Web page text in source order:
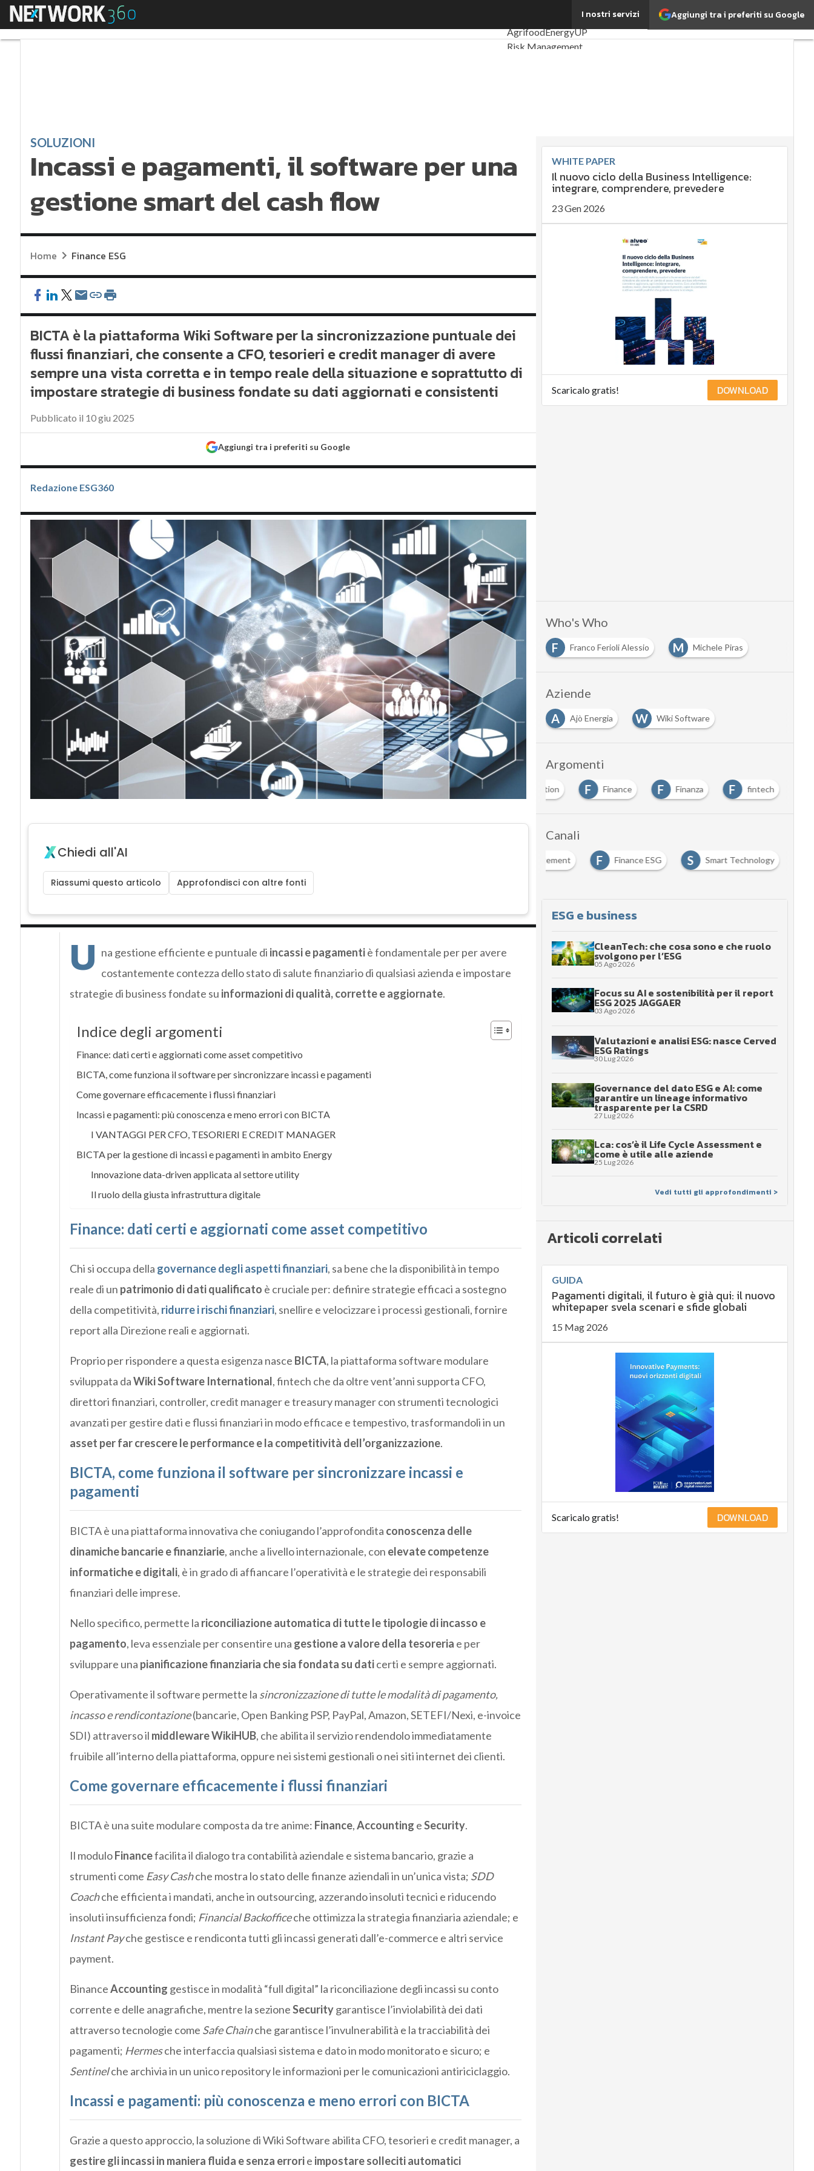
Aggiungi tra i preferiti su Google
I nostri servizi
Menu
ESG: che cos'è?
AgrifoodEnergyUP
Risk Management
Energy Management
Normative e Compliance
Corporate governance
Ultimi articoli
SOLUZIONI
Incassi e pagamenti, il software per una
gestione smart del cash flow
Home Finance ESG
BICTA è la piattaforma Wiki Software per la sincronizzazione puntuale dei
flussi finanziari, che consente a CFO, tesorieri e credit manager di avere
sempre una vista corretta e in tempo reale della situazione e soprattutto di
impostare strategie di business fondate su dati aggiornati e consistenti
Pubblicato il 10 giu 2025
Aggiungi tra i preferiti su Google
Redazione ESG360
Chiedi all'AI
Riassumi questo articolo Approfondisci con altre fonti
U na gestione efficiente e puntuale di incassi e pagamentiè fondamentale per per avere
costantemente contezza dello stato di salute finanziario di qualsiasi azienda e impostare
strategie di business fondate su informazioni di qualità, corrette e aggiornate.
Indice degli argomenti
Finance: dati certi e aggiornati come asset competitivo
BICTA, come funziona il software per sincronizzare incassi e pagamenti
Come governare efficacemente i flussi finanziari
Incassi e pagamenti: più conoscenza e meno errori con BICTA
I VANTAGGI PER CFO, TESORIERI E CREDIT MANAGER
BICTA per la gestione di incassi e pagamenti in ambito Energy
Innovazione data-driven applicata al settore utility
Il ruolo della giusta infrastruttura digitale
Finance: dati certi e aggiornati come asset competitivo
Chi si occupa della governance degli aspetti finanziari, sa bene che la disponibilità in tempo
reale di un patrimonio di dati qualificato è cruciale per: definire strategie efficaci a sostegno
della competitività, ridurre i rischi finanziari, snellire e velocizzare i processi gestionali, fornire
report alla Direzione reali e aggiornati.
Proprio per rispondere a questa esigenza nasce BICTA, la piattaforma software modulare
sviluppata daWiki Software International, fintech che da oltre vent’anni supporta CFO,
direttori finanziari, controller, credit manager e treasury manager con strumenti tecnologici
avanzati per gestire dati e flussi finanziari in modo efficace e tempestivo, trasformandoli in un
asset per far crescere le performance e la competitività dell’organizzazione.
BICTA, come funziona il software per sincronizzare incassi e
pagamenti
BICTA è una piattaforma innovativa che coniugando l’approfondita conoscenza delle
dinamiche bancarie e finanziarie, anche a livello internazionale, con elevate competenze
informatiche e digitali, è in grado di affiancare l’operatività e le strategie dei responsabili
finanziari delle imprese.
Nello specifico, permette la riconciliazione automatica di tutte le tipologie di incasso e
pagamento, leva essenziale per consentire una gestione a valore della tesoreria e per
sviluppare una pianificazione finanziaria che sia fondata su daticerti e sempre aggiornati.
Operativamente il software permette la sincronizzazione di tutte le modalità di pagamento,
incasso e rendicontazione(bancarie, Open Banking PSP, PayPal, Amazon, SETEFI/Nexi, e-invoice
SDI) attraverso il middleware WikiHUB, che abilita il servizio rendendolo immediatamente
fruibile all’interno della piattaforma, oppure nei sistemi gestionali o nei siti internet dei clienti.
Come governare efficacemente i flussi finanziari
BICTA è una suite modulare composta da tre anime: Finance,Accounting eSecurity.
Il moduloFinancefacilita il dialogo tra contabilità aziendale e sistema bancario, grazie a
strumenti come Easy Cashche mostra lo stato delle finanze aziendali in un’unica vista; SDD
Coachche efficienta i mandati, anche in outsourcing, azzerando insoluti tecnici e riducendo
insoluti insufficienza fondi; Financial Backofficeche ottimizza la strategia finanziaria aziendale; e
Instant Payche gestisce e rendiconta tutti gli incassi generati dall’e-commerce e altri service
payment.
BinanceAccounting gestisce in modalità “full digital” la riconciliazione degli incassi su conto
corrente e delle anagrafiche, mentre la sezioneSecuritygarantisce l’inviolabilità dei dati
attraverso tecnologie come Safe Chainche garantisce l’invulnerabilità e la tracciabilità dei
pagamenti; Hermesche interfaccia qualsiasi sistema e dato in modo monitorato e sicuro; e
Sentinelche archivia in un unico repository le informazioni per le comunicazioni antiriciclaggio.
Incassi e pagamenti: più conoscenza e meno errori con BICTA
Grazie a questo approccio, la soluzione di Wiki Software abilita CFO, tesorieri e credit manager, a
gestire gli incassi in maniera fluida e senza errorie impostare solleciti automatici
WHITE PAPER
Il nuovo ciclo della Business Intelligence:
integrare, comprendere, prevedere
23 Gen 2026
Scaricalo gratis! DOWNLOAD
Who's Who
F
Franco Ferioli Alessio M Michele Piras
Aziende
A
Ajò Energia W Wiki Software
Argomenti
D
digital transformation F Finance F Finanza F fintech
Canali
Energy Management F Finance ESG S Smart Technology
ESG e business
CleanTech: che cosa sono e che ruolo
svolgono per l’ESG
05 Ago 2026
Focus su AI e sostenibilità per il report
ESG 2025 JAGGAER
03 Ago 2026
Valutazioni e analisi ESG: nasce Cerved
ESG Ratings
30 Lug 2026
Governance del dato ESG e AI: come
garantire un lineage informativo
trasparente per la CSRD
27 Lug 2026
Lca: cos’è il Life Cycle Assessment e
come è utile alle aziende
25 Lug 2026
Vedi tutti gli approfondimenti >
Articoli correlati
GUIDA
Pagamenti digitali, il futuro è già qui: il nuovo
whitepaper svela scenari e sfide globali
15 Mag 2026
Scaricalo gratis! DOWNLOAD